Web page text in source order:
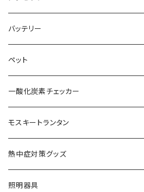
雨ガッパ
60L
キーホルダー
フレグランス
巾着袋
おもちゃ
ステッカー
その他
バッテリー
ペット
一酸化炭素チェッカー
モスキートランタン
熱中症対策グッズ
熱中症指数計
照明器具